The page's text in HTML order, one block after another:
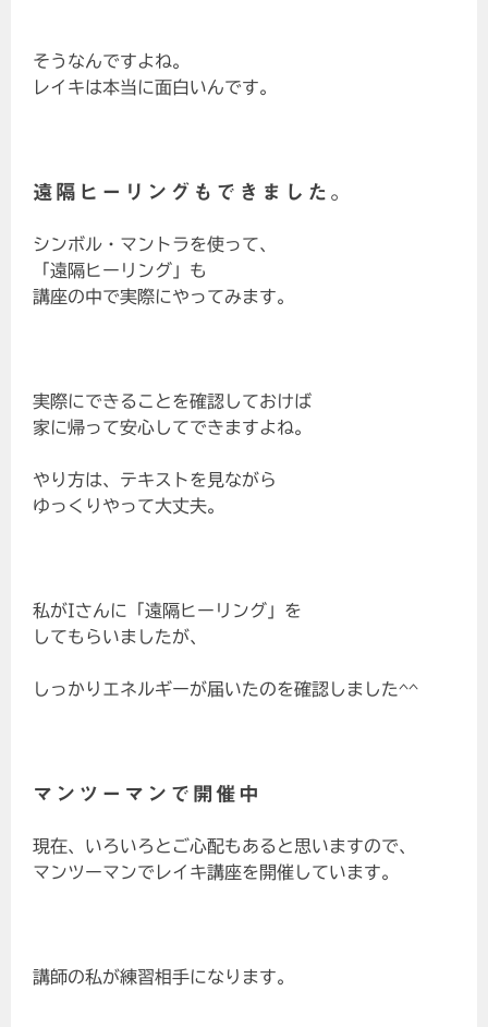
そうなんですよね。
レイキは本当に面白いんです。
遠隔ヒーリングもできました。
シンボル・マントラを使って、
「遠隔ヒーリング」も
講座の中で実際にやってみます。
実際にできることを確認しておけば
家に帰って安心してできますよね。
やり方は、テキストを見ながら
ゆっくりやって大丈夫。
私がIさんに「遠隔ヒーリング」を
してもらいましたが、
しっかりエネルギーが届いたのを確認しました^^
マンツーマンで開催中
現在、いろいろとご心配もあると思いますので、
マンツーマンでレイキ講座を開催しています。
講師の私が練習相手になります。